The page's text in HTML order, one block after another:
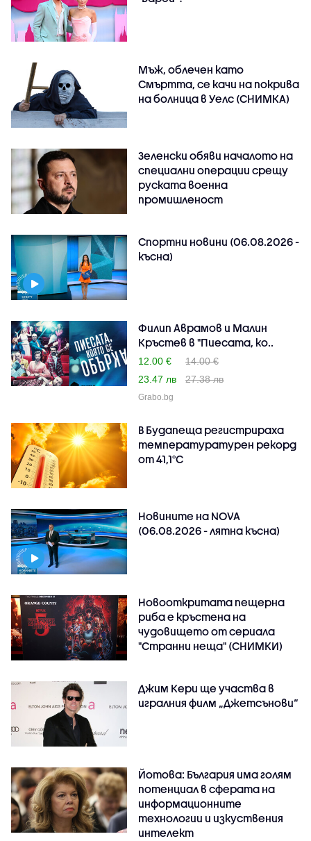
Мъж, облечен като
Смъртта, се качи на покрива
на болница в Уелс (СНИМКА)
Зеленски обяви началото на
специални операции срещу
руската военна
промишленост
Спортни новини (06.08.2026 -
късна)
Филип Аврамов и Малин
Кръстев в "Пиесата, ко..
12.00 €
14.00 €
23.47 лв
27.38 лв
Grabo.bg
В Будапеща регистрираха
температуратурен рекорд
от 41,1°C
Новините на NOVA
(06.08.2026 - лятна късна)
Новооткритата пещерна
риба е кръстена на
чудовището от сериала
"Странни неща" (СНИМКИ)
Джим Кери ще участва в
игралния филм „Джетсънови“
Йотова: България има голям
потенциал в сферата на
информационните
технологии и изкуствения
интелект